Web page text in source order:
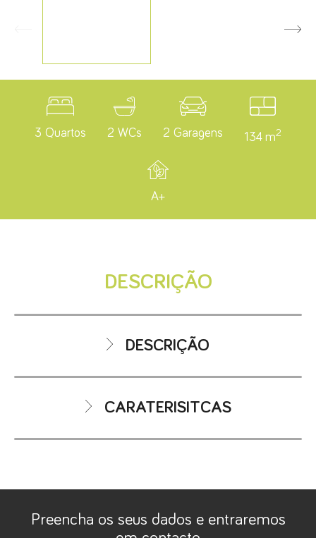
3 Quartos 2 WCs 2 Garagens 134 m2
A+
DESCRIÇÃO
DESCRIÇÃO
varanda e vista desafogada para a cidade de Câmara de Lobos e para o
mar. O apartamento é novo, a estrear, composto por três quartos, um
equipada. Ainda dispõe de uma lavandaria.
CARATERISITCAS
casa de banho comum com base de duche
Preencha os seus dados e entraremos